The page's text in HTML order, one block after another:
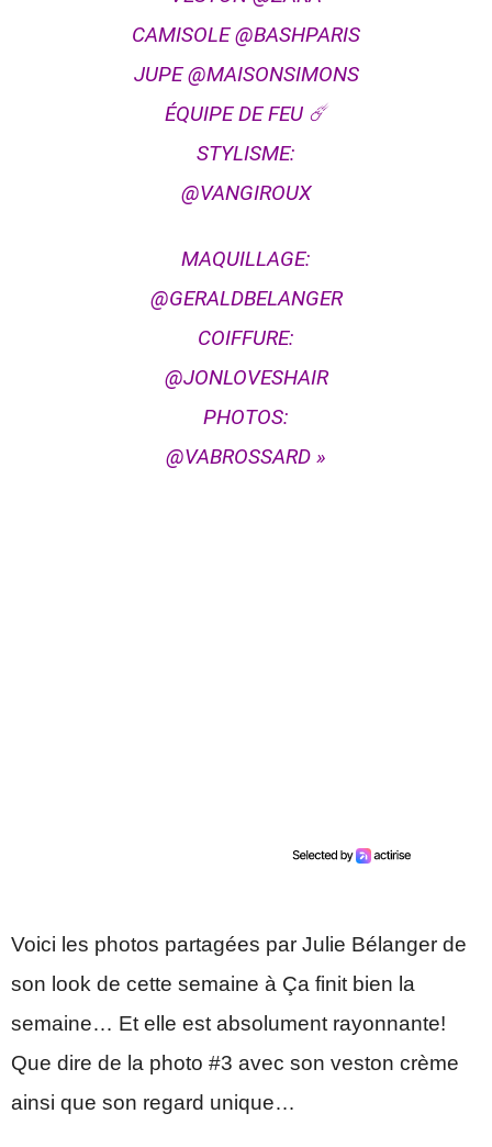
CAMISOLE @BASHPARIS
JUPE @MAISONSIMONS
ÉQUIPE DE FEU ☄️
STYLISME:
@VANGIROUX
MAQUILLAGE:
@GERALDBELANGER
COIFFURE:
@JONLOVESHAIR
PHOTOS:
@VABROSSARD »
Voici les photos partagées par Julie Bélanger de
son look de cette semaine à Ça finit bien la
semaine… Et elle est absolument rayonnante!
Que dire de la photo #3 avec son veston crème
ainsi que son regard unique…